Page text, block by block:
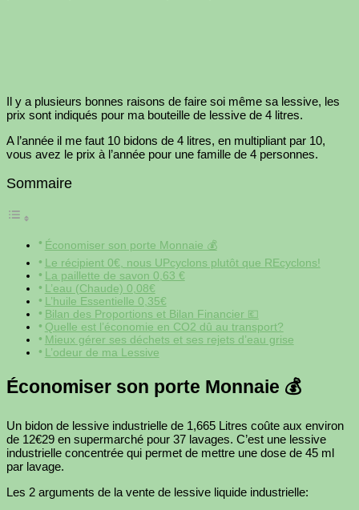
Il y a plusieurs bonnes raisons de faire soi même sa lessive, les
prix sont indiqués pour ma bouteille de lessive de 4 litres.
A l’année il me faut 10 bidons de 4 litres, en multipliant par 10,
vous avez le prix à l’année pour une famille de 4 personnes.
Sommaire
Économiser son porte Monnaie 💰
Le récipient 0€, nous UPcyclons plutôt que REcyclons!
La paillette de savon 0,63 €
L’eau (Chaude) 0,08€
L’huile Essentielle 0,35€
Bilan des Proportions et Bilan Financier 💶
Quelle est l’économie en CO2 dû au transport?
Mieux gérer ses déchets et ses rejets d’eau grise
L’odeur de ma Lessive
Économiser son porte Monnaie 💰
Un bidon de lessive industrielle de 1,665 Litres coûte aux environ
de 12€29 en supermarché pour 37 lavages. C’est une lessive
industrielle concentrée qui permet de mettre une dose de 45 ml
par lavage.
Les 2 arguments de la vente de lessive liquide industrielle: